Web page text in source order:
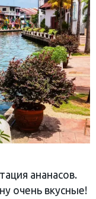
ананасов.
очень вкусные!